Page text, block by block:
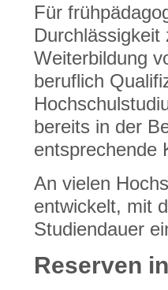
Für
Weiterbildung
beruflich
bereits in der
entsprechende
An vielen
entwickelt, mit
Studiendauer
Reserven